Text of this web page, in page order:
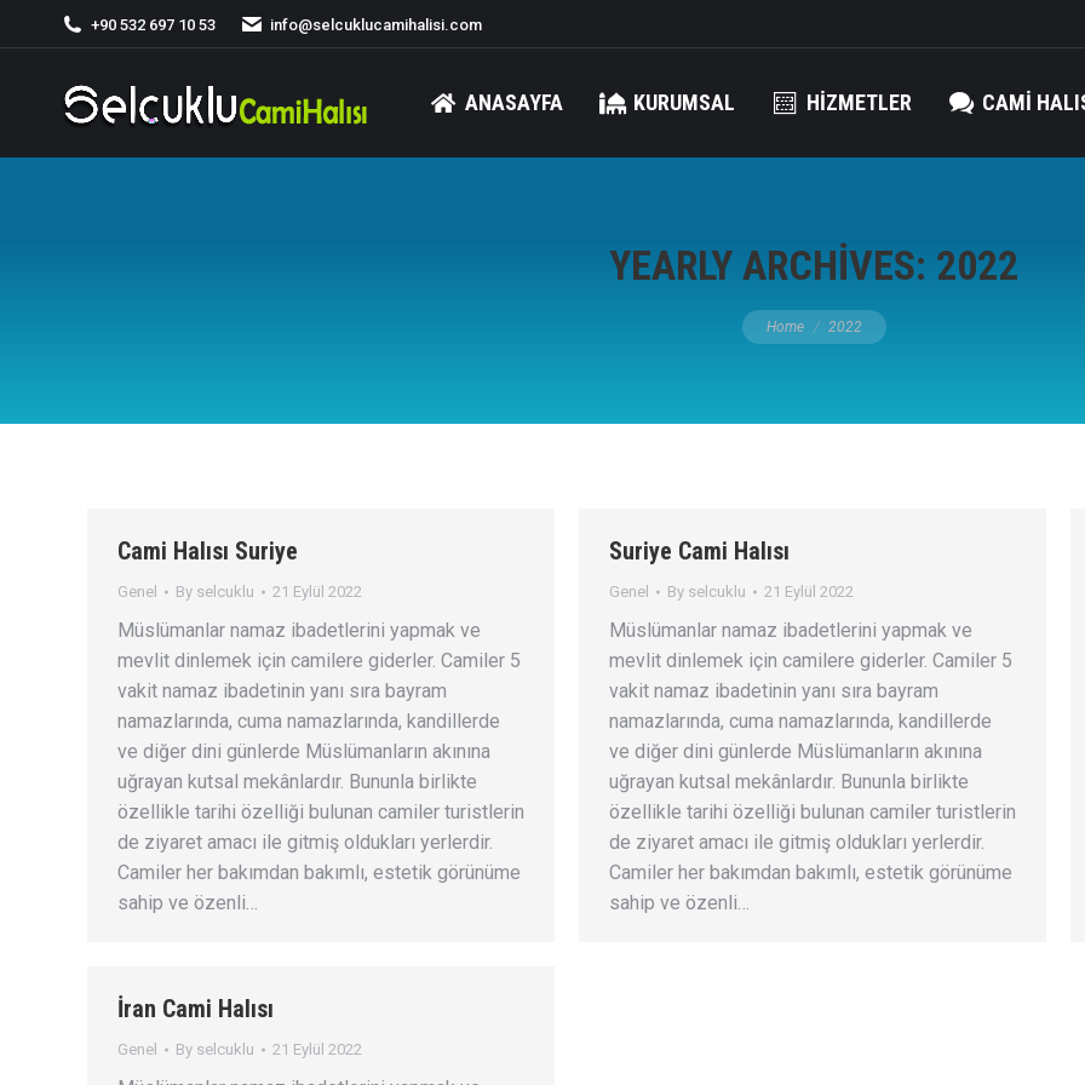
+90 532 697 10 53 info@selcuklucamihalisi.com
ANASAYFA KURUMSAL HIZMETLER CAMI
YEARLY ARCHIVES: 2022
You are here:
Home 2022
Cami Halısı Suriye
Genel By selcuklu 21 Eylül 2022
Müslümanlar namaz ibadetlerini yapmak ve
mevlit dinlemek için camilere giderler. Camiler 5
vakit namaz ibadetinin yanı sıra bayram
namazlarında, cuma namazlarında, kandillerde
ve diğer dini günlerde Müslümanların akınına
uğrayan kutsal mekânlardır. Bununla birlikte
özellikle tarihi özelliği bulunan camiler turistlerin
de ziyaret amacı ile gitmiş oldukları yerlerdir.
Camiler her bakımdan bakımlı, estetik görünüme
sahip ve özenli…
Suriye Cami Halısı
Genel By selcuklu 21 Eylül 2022
Müslümanlar namaz ibadetlerini yapmak ve
mevlit dinlemek için camilere giderler. Camiler 5
vakit namaz ibadetinin yanı sıra bayram
namazlarında, cuma namazlarında, kandillerde
ve diğer dini günlerde Müslümanların akınına
uğrayan kutsal mekânlardır. Bununla birlikte
özellikle tarihi özelliği bulunan camiler turistlerin
de ziyaret amacı ile gitmiş oldukları yerlerdir.
Camiler her bakımdan bakımlı, estetik görünüme
sahip ve özenli…
İran Cami Halısı
Genel By selcuklu 21 Eylül 2022